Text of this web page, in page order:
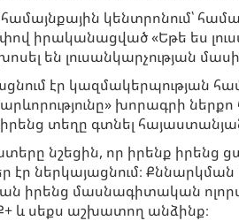
կենտրոնում՝
իրականացված «Եթե ես
են լուսանկարչության
էր կազմակերպության
խորագրի
իրենց տեղը գտնել
նշեցին, որ իրենք իրենց
էր ներկայացնում։
իրենց մասնագիտական
և սեքս աշխատող անձինք։